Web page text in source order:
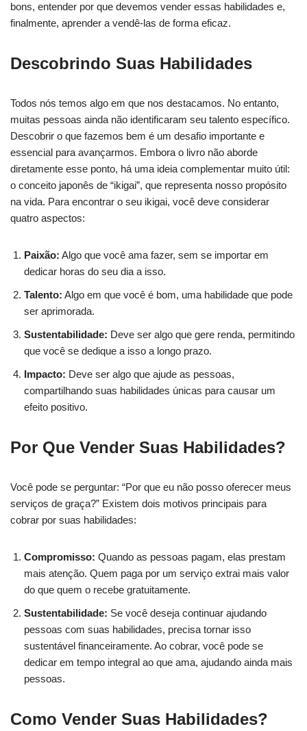
bons, entender por que devemos vender essas habilidades e,
finalmente, aprender a vendê-las de forma eficaz.
Descobrindo Suas Habilidades
Todos nós temos algo em que nos destacamos. No entanto,
muitas pessoas ainda não identificaram seu talento específico.
Descobrir o que fazemos bem é um desafio importante e
essencial para avançarmos. Embora o livro não aborde
diretamente esse ponto, há uma ideia complementar muito útil:
o conceito japonês de “ikigai”, que representa nosso propósito
na vida. Para encontrar o seu ikigai, você deve considerar
quatro aspectos:
Paixão: Algo que você ama fazer, sem se importar em
dedicar horas do seu dia a isso.
Talento: Algo em que você é bom, uma habilidade que pode
ser aprimorada.
Sustentabilidade: Deve ser algo que gere renda, permitindo
que você se dedique a isso a longo prazo.
Impacto: Deve ser algo que ajude as pessoas,
compartilhando suas habilidades únicas para causar um
efeito positivo.
Por Que Vender Suas Habilidades?
Você pode se perguntar: “Por que eu não posso oferecer meus
serviços de graça?” Existem dois motivos principais para
cobrar por suas habilidades:
Compromisso: Quando as pessoas pagam, elas prestam
mais atenção. Quem paga por um serviço extrai mais valor
do que quem o recebe gratuitamente.
Sustentabilidade: Se você deseja continuar ajudando
pessoas com suas habilidades, precisa tornar isso
sustentável financeiramente. Ao cobrar, você pode se
dedicar em tempo integral ao que ama, ajudando ainda mais
pessoas.
Como Vender Suas Habilidades?